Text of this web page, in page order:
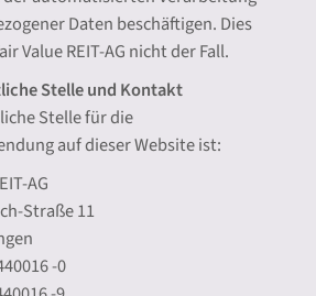
Daten beschäftigen. Dies
Value REIT-AG nicht der Fall.
Stelle und Kontakt
Stelle für die
auf dieser Website ist:
AG
Straße 11
-0